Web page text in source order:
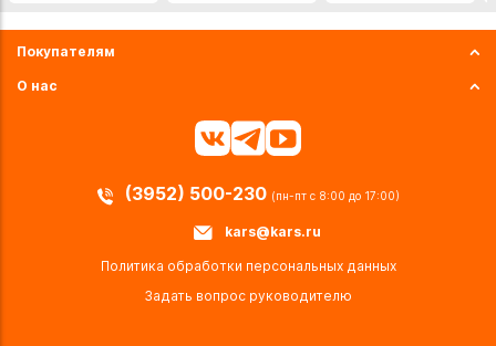
Покупателям
О нас
(3952) 500-230 (пн-пт с 8:00 до 17:00)
kars@kars.ru
Политика обработки персональных данных
Задать вопрос руководителю